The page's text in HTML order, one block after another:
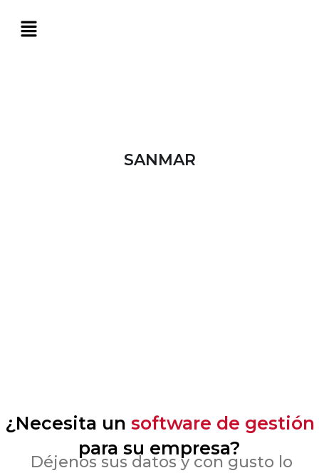
SANMAR
¿Necesita un software de gestión
para su empresa?
Déjenos sus datos y con gusto lo